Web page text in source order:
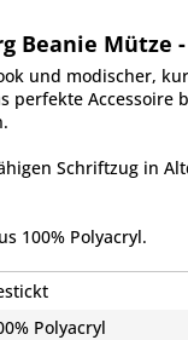
Beanie
und modischer,
perfekte Accessoire
Schriftzug in
100% Polyacryl.
Polyacryl